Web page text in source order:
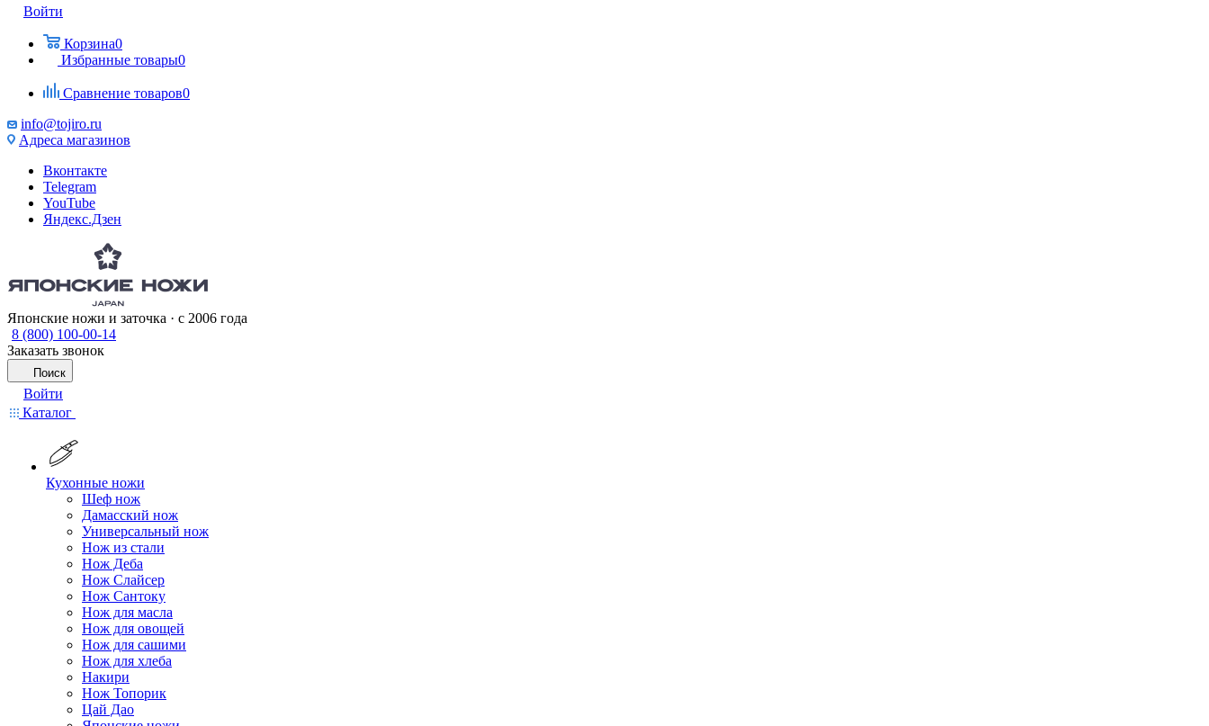
Войти
Корзина0
Избранные товары0
Сравнение товаров0
info@tojiro.ru
Адреса магазинов
Вконтакте
Telegram
YouTube
Яндекс.Дзен
Японские ножи и заточка · с 2006 года
8 (800) 100-00-14
Заказать звонок
Поиск
Войти
Каталог
Кухонные ножи
Шеф нож
Дамасский нож
Универсальный нож
Нож из стали
Нож Деба
Нож Слайсер
Нож Сантоку
Нож для масла
Нож для овощей
Нож для сашими
Нож для хлеба
Накири
Нож Топорик
Цай Дао